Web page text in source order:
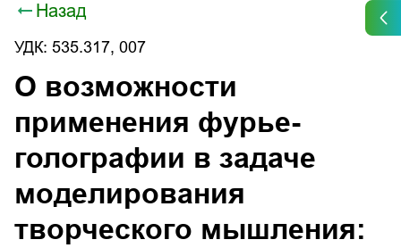
Назад
УДК: 535.317, 007
О возможности
применения фурье-
голографии в задаче
моделирования
творческого мышления: